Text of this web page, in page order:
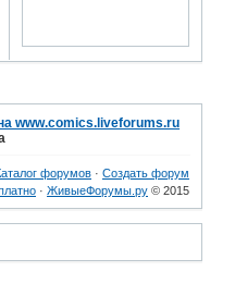
www.comics.liveforums.ru
форумов · Создать форум
· ЖивыеФорумы.ру © 2015